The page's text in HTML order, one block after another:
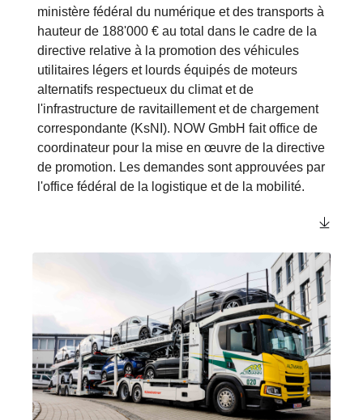
avenir moderne et responsable.»
Le projet pilote commun est subventionné par le
ministère fédéral du numérique et des transports à
hauteur de 188'000 € au total dans le cadre de la
directive relative à la promotion des véhicules
utilitaires légers et lourds équipés de moteurs
alternatifs respectueux du climat et de
l'infrastructure de ravitaillement et de chargement
correspondante (KsNI). NOW GmbH fait office de
de promotion. Les demandes sont approuvées par